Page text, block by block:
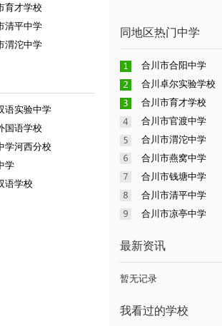
育才学校
清平中学
渭沱中学
语实验中学
国语学校
学河西分校
学
语学校
同地区热门中学
合川市合阳中学
合川卓尔实验学校
合川市育才学校
合川市官渡中学
合川市渭沱中学
合川市燕窝中学
合川市钱塘中学
合川市清平中学
合川市凉亭中学
最新资讯
暂无记录
我看过的学校